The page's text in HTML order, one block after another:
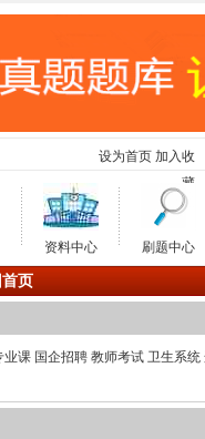
设为首页 加入收
藏
资料中心 刷题中心
页
业课 国企招聘 教师考试 卫生系统